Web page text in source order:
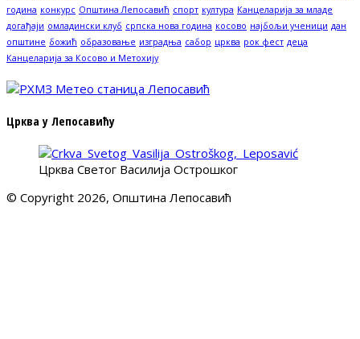
година конкурс Општина Лепосавић спорт култура Канцеларија за младе
догађаји омладински клуб српска нова година косово најбољи ученици дан
општине божић образовање изградња сабор црква рок фест деца
Канцеларија за Косово и Метохију
Црква у Лепосавићу
Црква Светог Василија Острошког
© Copyright 2026, Општина Лепосавић